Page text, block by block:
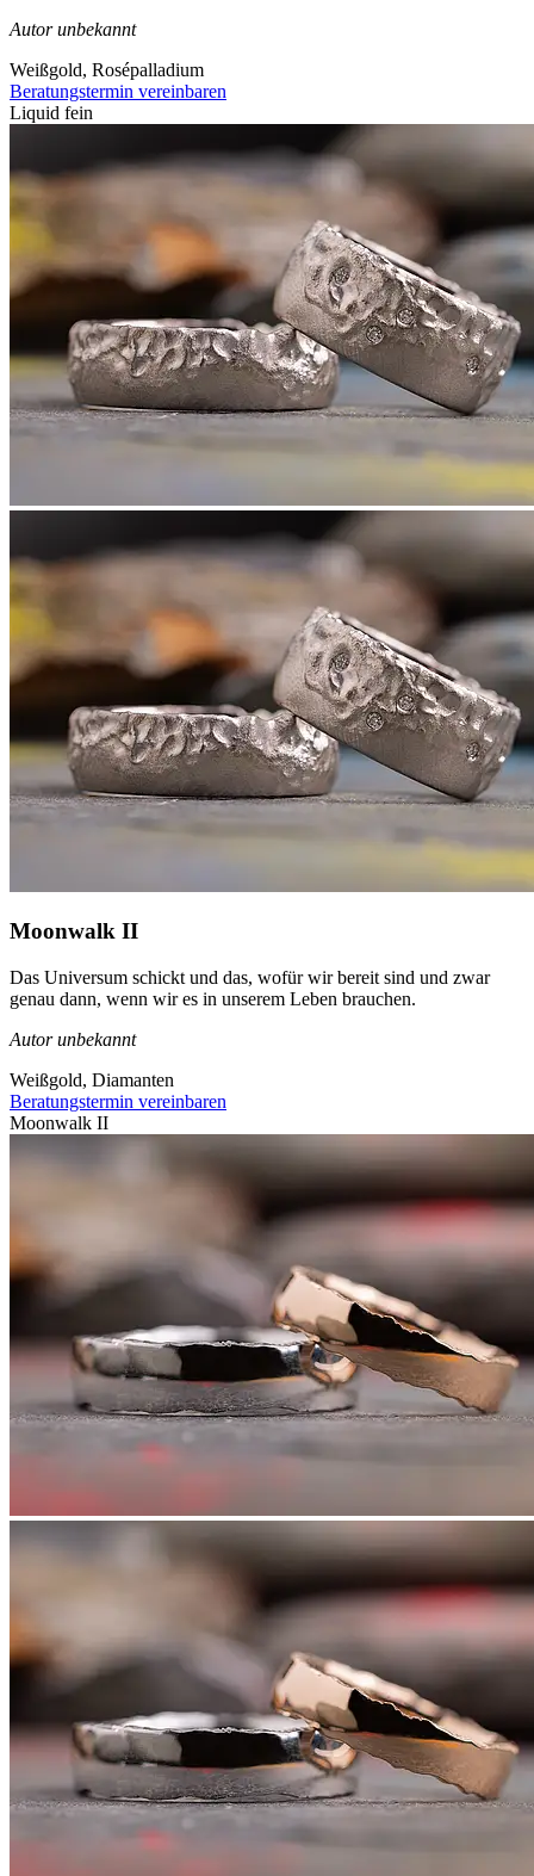
Autor unbekannt
Weißgold, Rosépalladium
Beratungstermin vereinbaren
Liquid fein
Moonwalk II
Das Universum schickt und das, wofür wir bereit sind und zwar
genau dann, wenn wir es in unserem Leben brauchen.
Autor unbekannt
Weißgold, Diamanten
Beratungstermin vereinbaren
Moonwalk II